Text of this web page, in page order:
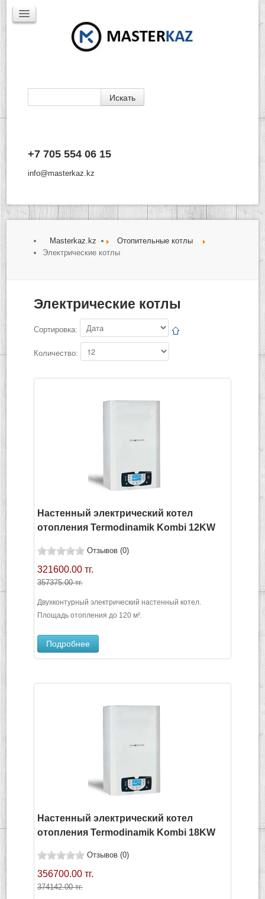
+7 705 554 06 15
info@masterkaz.kz
Доставка
Masterkaz.kz
Отопительные котлы
Электрические котлы
Электрические котлы
Сортировка:
Количество:
Настенный электрический котел
отопления Termodinamik Kombi 12KW
Отзывов (0)
321600.00 тг.
357375.00 тг.
Двухконтурный электрический настенный котел.
Площадь отопления до 120 м².
Подробнее
Настенный электрический котел
отопления Termodinamik Kombi 18KW
Отзывов (0)
356700.00 тг.
374142.00 тг.